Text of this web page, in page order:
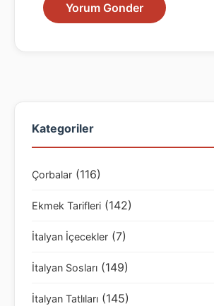
Kategoriler
Çorbalar (116)
Ekmek Tarifleri (142)
İtalyan İçecekler (7)
İtalyan Sosları (149)
İtalyan Tatlıları (145)